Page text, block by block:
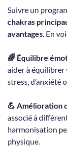
Suivre un
chakras
avantages. En
🌈 Équilibre
aider à équilibrer
stress, d’anxiété
💪 Amélioration
associé à
harmonisation
physique.